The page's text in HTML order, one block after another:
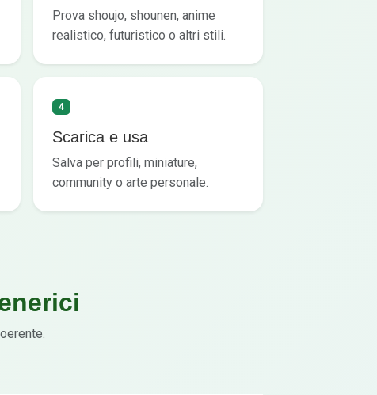
Prova shoujo, shounen, anime
realistico, futuristico o altri stili.
4
Scarica e usa
Salva per profili, miniature,
community o arte personale.